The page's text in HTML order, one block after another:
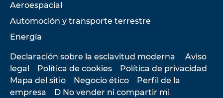
Aeroespacial
Automoción y transporte terrestre
Energía
Declaración sobre la esclavitud moderna
Aviso
legal
Política de cookies
Política de privacidad
Mapa del sitio
Negocio ético
Perfil de la
empresa
D No vender ni compartir mi